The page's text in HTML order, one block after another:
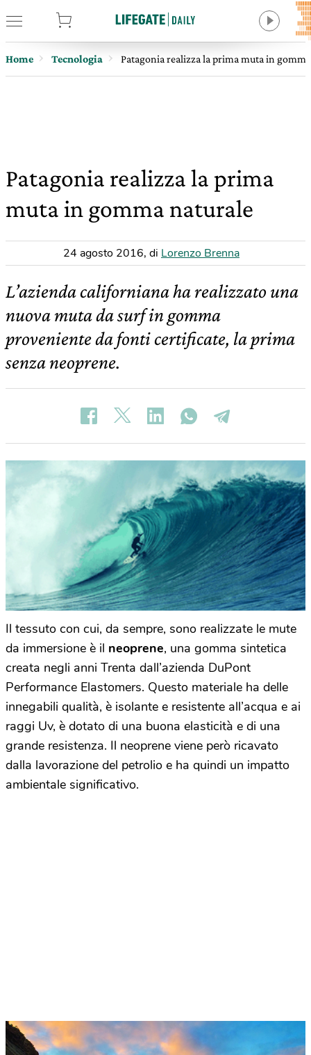
Home Tecnologia Patagonia realizza la prima muta in
Patagonia realizza la prima
muta in gomma naturale
24 agosto 2016, di Lorenzo Brenna
L’azienda californiana ha realizzato una
nuova muta da surf in gomma
proveniente da fonti certificate, la prima
senza neoprene.
Il tessuto con cui, da sempre, sono realizzate le mute
da immersione è il neoprene, una gomma sintetica
creata negli anni Trenta dall’azienda DuPont
Performance Elastomers. Questo materiale ha delle
innegabili qualità, è isolante e resistente all’acqua e ai
raggi Uv, è dotato di una buona elasticità e di una
grande resistenza. Il neoprene viene però ricavato
dalla lavorazione del petrolio e ha quindi un impatto
ambientale significativo.